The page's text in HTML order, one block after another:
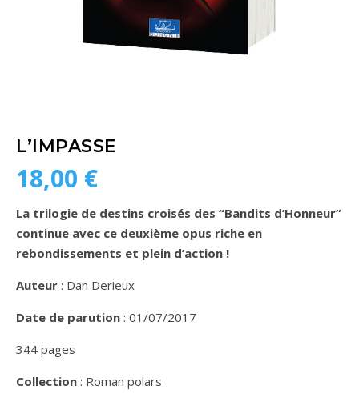
L’IMPASSE
18,00 €
La trilogie de destins croisés des “Bandits d’Honneur”
continue avec ce deuxième opus riche en
rebondissements et plein d’action !
Auteur : Dan Derieux
Date de parution : 01/07/2017
344 pages
Collection : Roman polars